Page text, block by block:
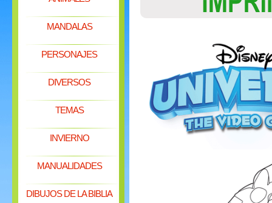
MANDALAS
PERSONAJES
DIVERSOS
TEMAS
INVIERNO
MANUALIDADES
DIBUJOS DE LA BIBLIA